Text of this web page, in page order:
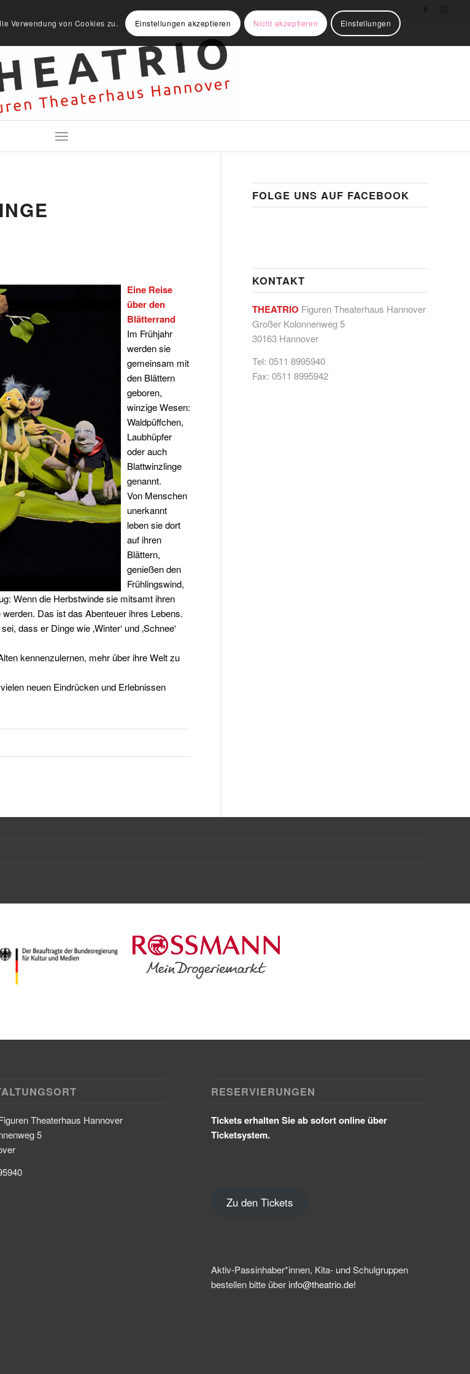
Eine Reise
über den
Blätterrand
Im Frühjahr
werden sie
gemeinsam mit
den Blättern
geboren,
winzige Wesen:
Waldpüffchen,
Laubhüpfer
oder auch
Blattwinzlinge
genannt.
Von Menschen
unerkannt
leben sie dort
auf ihren
Blättern,
genießen den
Frühlingswind,
Wenn die Herbstwinde sie mitsamt ihren
Das ist das Abenteuer ihres Lebens.
dass er Dinge wie ‚Winter‘ und ‚Schnee‘
kennenzulernen, mehr über ihre Welt zu
neuen Eindrücken und Erlebnissen
FOLGE UNS AUF FACEBOOK
KONTAKT
THEATRIO Figuren Theaterhaus Hannover
Großer Kolonnenweg 5
30163 Hannover
Tel: 0511 8995940
Fax: 0511 8995942
Theaterhaus Hannover
5
RESERVIERUNGEN
Tickets erhalten Sie ab sofort online über
Ticketsystem.
Zu den Tickets
Aktiv-Passinhaber*innen, Kita- und Schulgruppen
bestellen bitte über info@theatrio.de!
Verwendung von Cookies zu. Einstellungen akzeptieren Nicht akzeptieren Einstellungen